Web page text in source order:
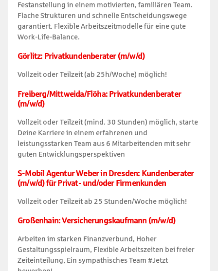
Festanstellung in einem motivierten, familiären Team.
Flache Strukturen und schnelle Entscheidungswege
garantiert. Flexible Arbeitszeitmodelle für eine gute
Work-Life-Balance.
Görlitz: Privatkundenberater (m/w/d)
Vollzeit oder Teilzeit (ab 25h/Woche) möglich!
Freiberg/Mittweida/Flöha: Privatkundenberater
(m/w/d)
Vollzeit oder Teilzeit (mind. 30 Stunden) möglich, starte
Deine Karriere in einem erfahrenen und
leistungsstarken Team aus 6 Mitarbeitenden mit sehr
guten Entwicklungsperspektiven
S-Mobil Agentur Weber in Dresden: Kundenberater
(m/w/d) für Privat- und/oder Firmenkunden
Vollzeit oder Teilzeit ab 25 Stunden/Woche möglich!
Großenhain: Versicherungskaufmann (m/w/d)
Arbeiten im starken Finanzverbund, Hoher
Gestaltungsspielraum, Flexible Arbeitszeiten bei freier
Zeiteinteilung, Ein sympathisches Team #Jetzt